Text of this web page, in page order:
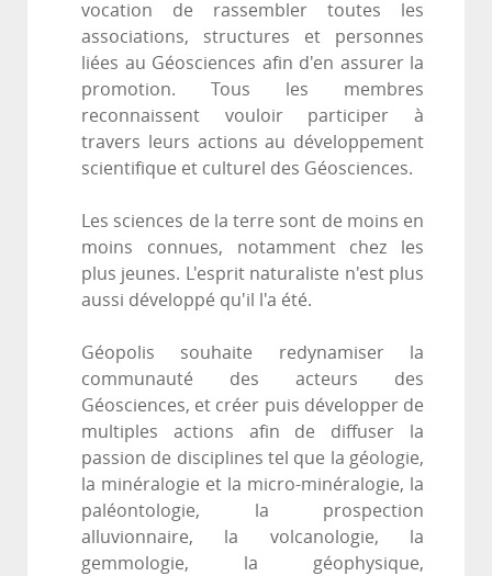
vocation de rassembler toutes les
associations, structures et personnes
liées au Géosciences afin d'en assurer la
promotion. Tous les membres
reconnaissent vouloir participer à
travers leurs actions au développement
scientifique et culturel des Géosciences.
Les sciences de la terre sont de moins en
moins connues, notamment chez les
plus jeunes. L'esprit naturaliste n'est plus
aussi développé qu'il l'a été.
Géopolis souhaite redynamiser la
communauté des acteurs des
Géosciences, et créer puis développer de
multiples actions afin de diffuser la
passion de disciplines tel que la géologie,
la minéralogie et la micro-minéralogie, la
paléontologie, la prospection
alluvionnaire, la volcanologie, la
gemmologie, la géophysique,